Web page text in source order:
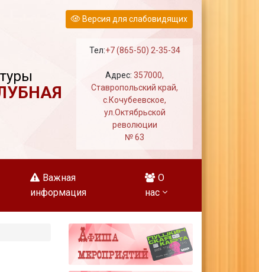
Версия для слабовидящих
Тел:+7 (865-50) 2-35-34
Адрес:357000,
Ставропольский край,
с.Кочубеевское,
ул.Октябрьской
революции
№ 63
Важная
информация
О
нас